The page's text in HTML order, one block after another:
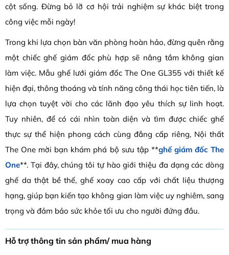
cột sống. Đừng bỏ lỡ cơ hội trải nghiệm sự khác biệt trong
công việc mỗi ngày!
Trong khi lựa chọn bàn văn phòng hoàn hảo, đừng quên rằng
một chiếc ghế giám đốc phù hợp sẽ nâng tầm không gian
làm việc. Mẫu ghế lưới giám đốc The One GL355 với thiết kế
hiện đại, thông thoáng và tính năng công thái học tiên tiến, là
lựa chọn tuyệt vời cho các lãnh đạo yêu thích sự linh hoạt.
Tuy nhiên, để có cái nhìn toàn diện và tìm được chiếc ghế
thực sự thể hiện phong cách cùng đẳng cấp riêng, Nội thất
The One mời bạn khám phá bộ sưu tập **ghế giám đốc The
One**. Tại đây, chúng tôi tự hào giới thiệu đa dạng các dòng
ghế da thật bề thế, ghế xoay cao cấp với chất liệu thượng
hạng, giúp bạn kiến tạo không gian làm việc uy nghiêm, sang
trọng và đảm bảo sức khỏe tối ưu cho người đứng đầu.
Hỗ trợ thông tin sản phẩm/ mua hàng